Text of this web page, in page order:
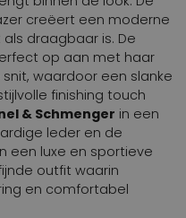
creëert een moderne
draagbaar is. De
op aan met haar
waardoor een slanke
finishing touch
& Schmenger in een
leder en de
een luxe en sportieve
outfit waarin
en comfortabel